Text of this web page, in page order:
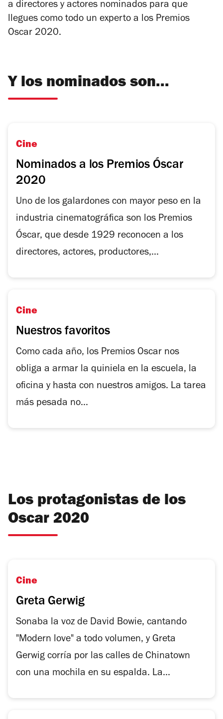
a directores y actores nominados para que
llegues como todo un experto a los Premios
Oscar 2020.
Y los nominados son...
Cine
Nominados a los Premios Óscar
2020
Uno de los galardones con mayor peso en la
industria cinematográfica son los Premios
Óscar, que desde 1929 reconocen a los
directores, actores, productores,...
Cine
Nuestros favoritos
Como cada año, los Premios Oscar nos
obliga a armar la quiniela en la escuela, la
oficina y hasta con nuestros amigos. La tarea
más pesada no...
Los protagonistas de los
Oscar 2020
Cine
Greta Gerwig
Sonaba la voz de David Bowie, cantando
"Modern love" a todo volumen, y Greta
Gerwig corría por las calles de Chinatown
con una mochila en su espalda. La...